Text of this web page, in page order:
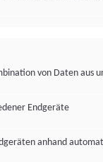
von Daten aus
Endgeräte
anhand